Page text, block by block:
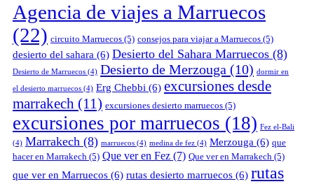
Agencia de viajes a Marruecos
(22) circuito Marruecos (5) consejos para viajar a Marruecos (5)
desierto del sahara (6) Desierto del Sahara Marruecos (8)
Desierto de Marruecos (4) Desierto de Merzouga (10) dormir en
el desierto marruecos (4) Erg Chebbi (6) excursiones desde
marrakech (11) excursiones desierto marruecos (5)
excursiones por marruecos (18) Fez el-Bali
(4) Marrakech (8) marruecos (4) medina de fez (4) Merzouga (6) que
hacer en Marrakech (5) Que ver en Fez (7) Que ver en Marrakech (5)
que ver en Marruecos (6) rutas desierto marruecos (6) rutas